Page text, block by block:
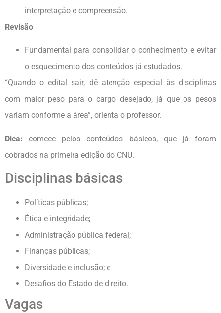
interpretação e compreensão.
Revisão
Fundamental para consolidar o conhecimento e evitar
o esquecimento dos conteúdos já estudados.
“Quando o edital sair, dê atenção especial às disciplinas
com maior peso para o cargo desejado, já que os pesos
variam conforme a área”, orienta o professor.
Dica: comece pelos conteúdos básicos, que já foram
cobrados na primeira edição do CNU.
Disciplinas básicas
Políticas públicas;
Ética e integridade;
Administração pública federal;
Finanças públicas;
Diversidade e inclusão; e
Desafios do Estado de direito.
Vagas